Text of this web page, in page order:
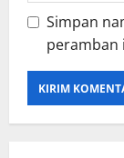
Simpan
peramban